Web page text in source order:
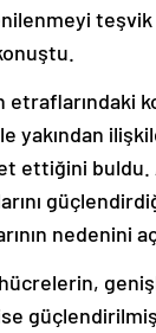
yakından
buldu.
nedenini